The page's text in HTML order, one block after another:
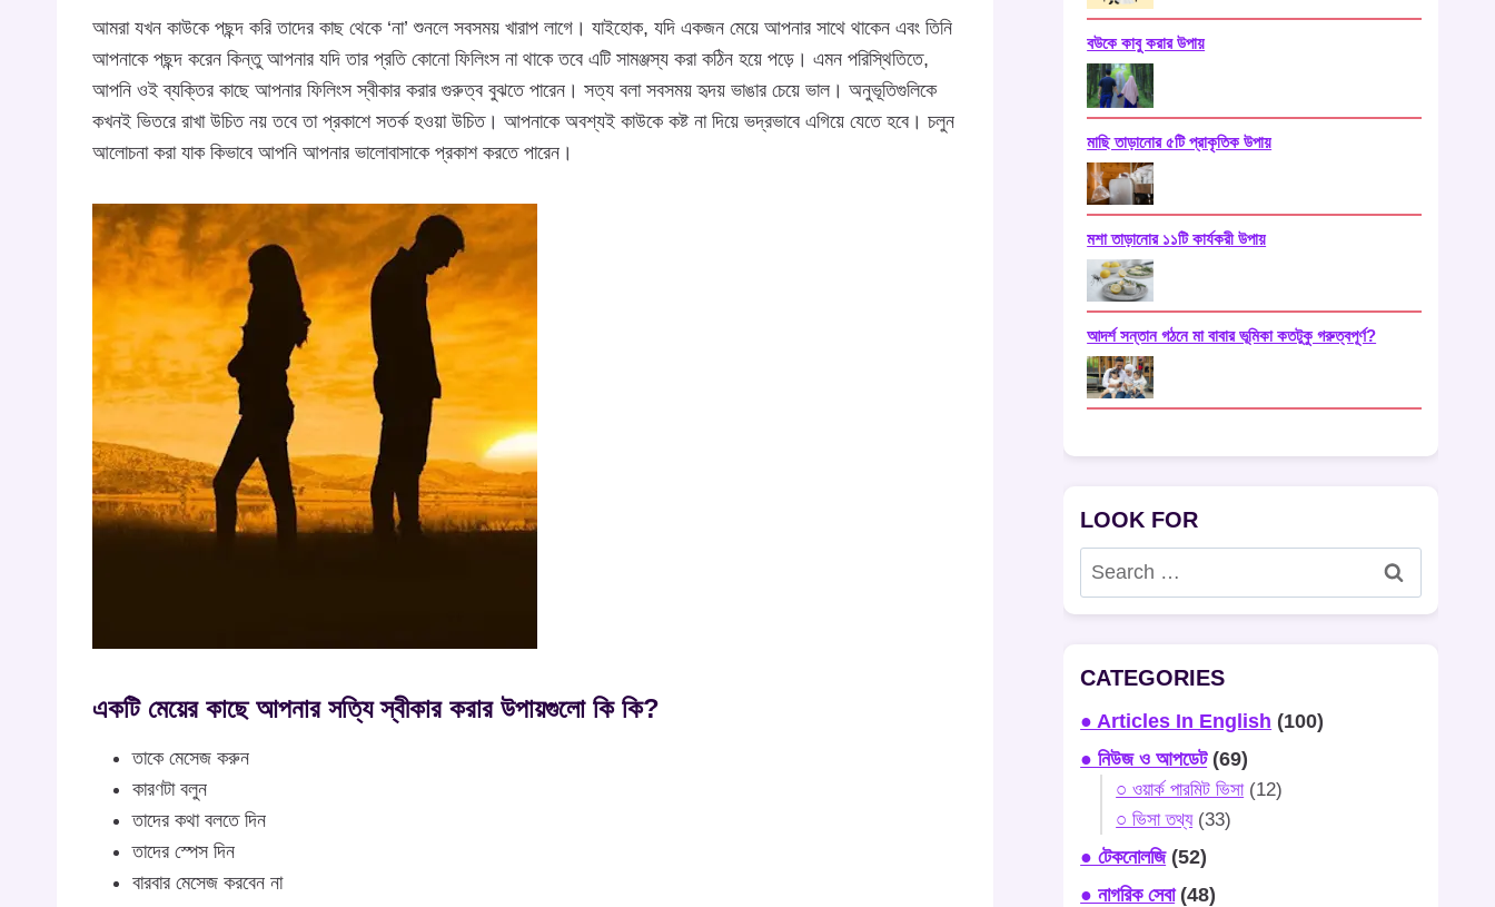
আমরা যখন কাউকে পছন্দ করি তাদের কাছ থেকে ‘না’ শুনলে সবসময় খারাপ লাগে। যাইহোক, যদি একজন মেয়ে আপনার সাথে থাকেন এবং তিনি
আপনাকে পছন্দ করেন কিন্তু আপনার যদি তার প্রতি কোনো ফিলিংস না থাকে তবে এটি সামঞ্জস্য করা কঠিন হয়ে পড়ে। এমন পরিস্থিতিতে,
আপনি ওই ব্যক্তির কাছে আপনার ফিলিংস স্বীকার করার গুরুত্ব বুঝতে পারেন। সত্য বলা সবসময় হৃদয় ভাঙার চেয়ে ভাল। অনুভূতিগুলিকে
কখনই ভিতরে রাখা উচিত নয় তবে তা প্রকাশে সতর্ক হওয়া উচিত। আপনাকে অবশ্যই কাউকে কষ্ট না দিয়ে ভদ্রভাবে এগিয়ে যেতে হবে। চলুন
আলোচনা করা যাক কিভাবে আপনি আপনার ভালোবাসাকে প্রকাশ করতে পারেন।
একটি মেয়ের কাছে আপনার সত্যি স্বীকার করার উপায়গুলো কি কি?
তাকে মেসেজ করুন
কারণটা বলুন
তাদের কথা বলতে দিন
তাদের স্পেস দিন
বারবার মেসেজ করবেন না
বউকে কাবু করার উপায়
মাছি তাড়ানোর ৫টি প্রাকৃতিক উপায়
মশা তাড়ানোর ১১টি কার্যকরী উপায়
আদর্শ সন্তান গঠনে মা বাবার ভূমিকা কতটুকু গরুত্বপূর্ণ?
LOOK FOR
Search
for:
CATEGORIES
● Articles In English (100)
● নিউজ ও আপডেট(69)
○ ওয়ার্ক পারমিট ভিসা(12)
○ ভিসা তথ্য(33)
● টেকনোলজি(52)
● নাগরিক সেবা(48)